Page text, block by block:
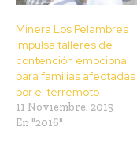
Minera Los Pelambres
impulsa talleres de
contención emocional
para familias afectadas
por el terremoto
11 Noviembre, 2015
En "2016"